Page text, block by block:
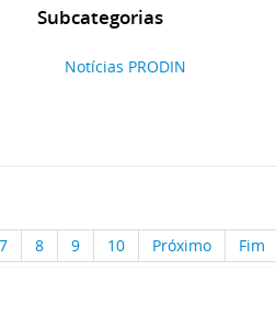
Subcategorias
Notícias PRODIN
7 8 9 10 Próximo Fim